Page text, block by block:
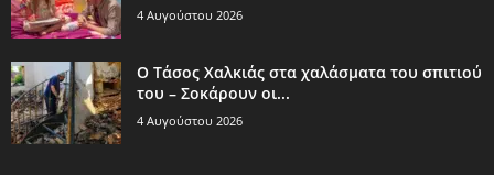
4 Αυγούστου 2026
Ο Τάσος Χαλκιάς στα χαλάσματα του σπιτιού
του – Σοκάρουν οι...
4 Αυγούστου 2026